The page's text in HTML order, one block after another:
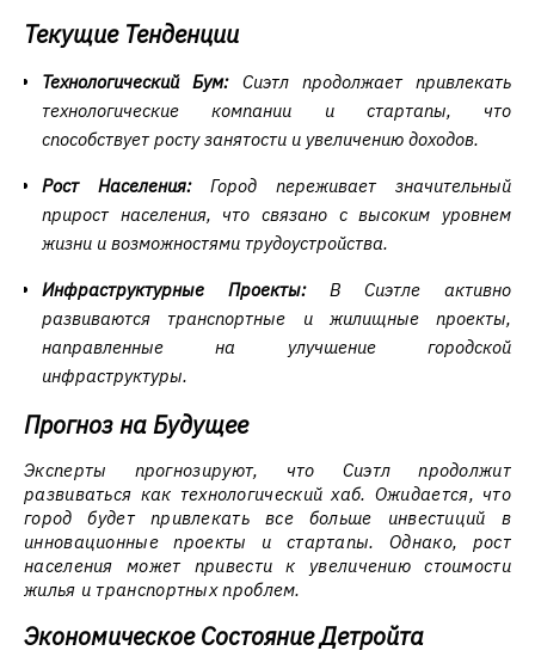
Текущие Тенденции
Технологический Бум:Сиэтл продолжает привлекать
технологические компании и стартапы, что
способствует росту занятости и увеличению доходов.
Рост Населения:Город переживает значительный
прирост населения, что связано с высоким уровнем
жизни и возможностями трудоустройства.
Инфраструктурные Проекты:В Сиэтле активно
развиваются транспортные и жилищные проекты,
направленные на улучшение городской
инфраструктуры.
Прогноз на Будущее
Эксперты прогнозируют, что Сиэтл продолжит
развиваться как технологический хаб. Ожидается, что
город будет привлекать все больше инвестиций в
инновационные проекты и стартапы. Однако, рост
населения может привести к увеличению стоимости
жилья и транспортных проблем.
Экономическое Состояние Детройта